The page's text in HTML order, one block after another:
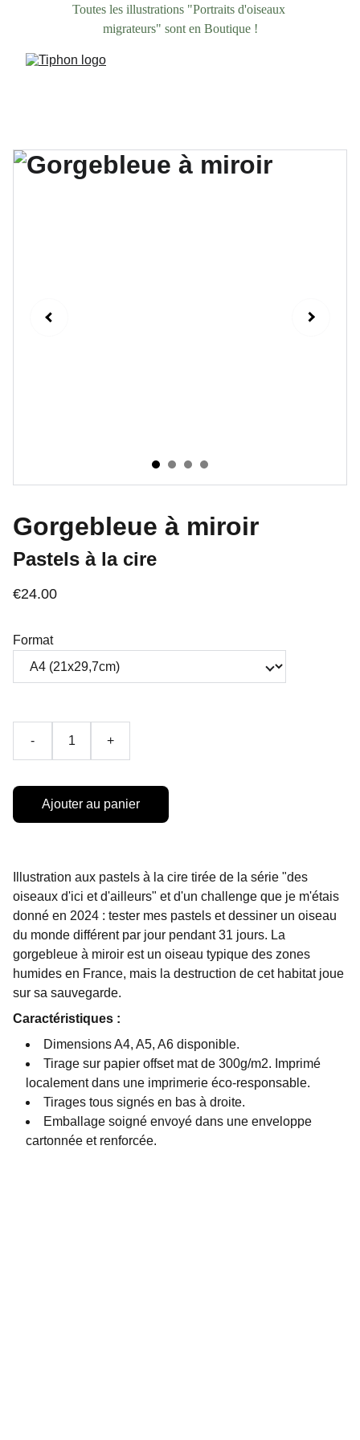
Toutes les illustrations "Portraits d'oiseaux
migrateurs" sont en Boutique !
Gorgebleue à miroir
Pastels à la cire
€24.00
Format
- +
Ajouter au panier
Illustration aux pastels à la cire tirée de la série "des
oiseaux d'ici et d'ailleurs" et d'un challenge que je m'étais
donné en 2024 : tester mes pastels et dessiner un oiseau
du monde différent par jour pendant 31 jours. La
gorgebleue à miroir est un oiseau typique des zones
humides en France, mais la destruction de cet habitat joue
sur sa sauvegarde.
Caractéristiques :
Dimensions A4, A5, A6 disponible.
Tirage sur papier offset mat de 300g/m2. Imprimé
localement dans une imprimerie éco-responsable.
Tirages tous signés en bas à droite.
Emballage soigné envoyé dans une enveloppe
cartonnée et renforcée.